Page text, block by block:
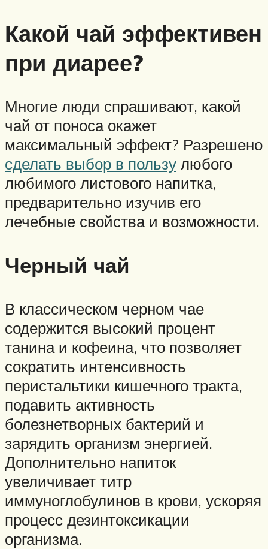
Какой чай эффективен
при диарее?
Многие люди спрашивают, какой
чай от поноса окажет
максимальный эффект? Разрешено
сделать выбор в пользу любого
любимого листового напитка,
предварительно изучив его
лечебные свойства и возможности.
Черный чай
В классическом черном чае
содержится высокий процент
танина и кофеина, что позволяет
сократить интенсивность
перистальтики кишечного тракта,
подавить активность
болезнетворных бактерий и
зарядить организм энергией.
Дополнительно напиток
увеличивает титр
иммуноглобулинов в крови, ускоряя
процесс дезинтоксикации
организма.